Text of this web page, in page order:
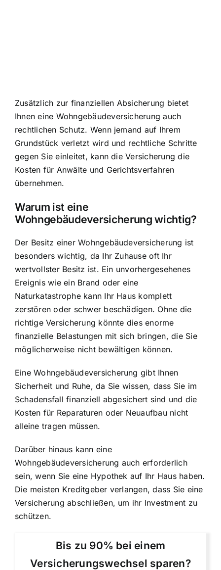
Zusätzlich zur finanziellen Absicherung bietet
Ihnen eine Wohngebäudeversicherung auch
rechtlichen Schutz. Wenn jemand auf Ihrem
Grundstück verletzt wird und rechtliche Schritte
gegen Sie einleitet, kann die Versicherung die
Kosten für Anwälte und Gerichtsverfahren
übernehmen.
Warum ist eine
Wohngebäudeversicherung wichtig?
Der Besitz einer Wohngebäudeversicherung ist
besonders wichtig, da Ihr Zuhause oft Ihr
wertvollster Besitz ist. Ein unvorhergesehenes
Ereignis wie ein Brand oder eine
Naturkatastrophe kann Ihr Haus komplett
zerstören oder schwer beschädigen. Ohne die
richtige Versicherung könnte dies enorme
finanzielle Belastungen mit sich bringen, die Sie
möglicherweise nicht bewältigen können.
Eine Wohngebäudeversicherung gibt Ihnen
Sicherheit und Ruhe, da Sie wissen, dass Sie im
Schadensfall finanziell abgesichert sind und die
Kosten für Reparaturen oder Neuaufbau nicht
alleine tragen müssen.
Darüber hinaus kann eine
Wohngebäudeversicherung auch erforderlich
sein, wenn Sie eine Hypothek auf Ihr Haus haben.
Die meisten Kreditgeber verlangen, dass Sie eine
Versicherung abschließen, um ihr Investment zu
schützen.
Bis zu 90% bei einem
Versicherungswechsel sparen?